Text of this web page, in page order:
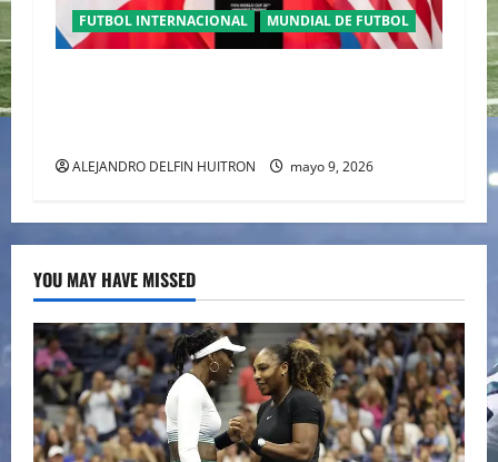
FUTBOL INTERNACIONAL MUNDIAL DE FUTBOL
ALEJANDRO DELFIN HUITRON mayo 9, 2026
YOU MAY HAVE MISSED